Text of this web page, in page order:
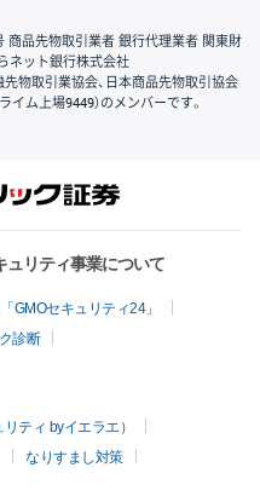
商品先物取引業者 銀行代理業者 関東財
ネット銀行株式会社
物取引業協会、日本商品先物取引協会
ム上場9449）のメンバーです。
ュリティ事業について
GMOセキュリティ24」
診断
ティ byイエラエ）
なりすまし対策